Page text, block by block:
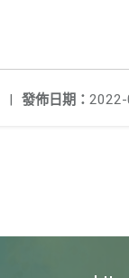
發佈日期：
|